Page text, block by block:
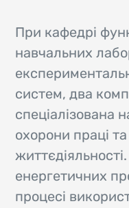
При кафедрі
навчальних
систем, два
спеціалізована
охорони праці
життєдіяльності.
енергетичних
процесі